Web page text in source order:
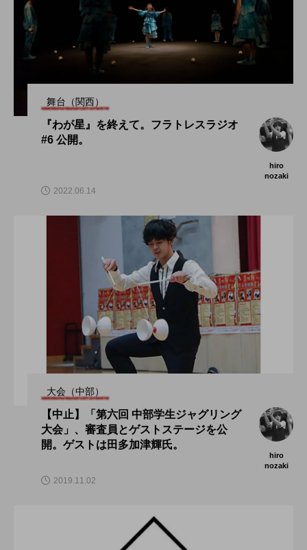
舞台（関西）
『わが星』を終えて。フラトレスラジオ
#6 公開。
hiro
nozaki
2022.06.14
大会（中部）
【中止】「第六回 中部学生ジャグリング
大会」、審査員とゲストステージを公
開。ゲストは田多加津輝氏。
hiro
nozaki
2019.11.02